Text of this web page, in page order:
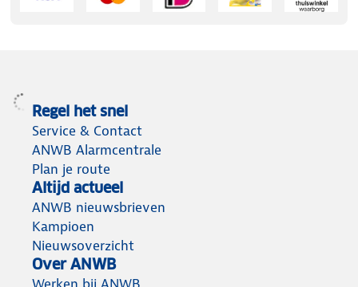
Regel het snel
Service & Contact
ANWB Alarmcentrale
Plan je route
Altijd actueel
ANWB nieuwsbrieven
Kampioen
Nieuwsoverzicht
Over ANWB